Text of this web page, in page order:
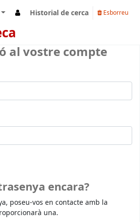
Historial de cerca Esborreu
al vostre compte
encara?
poseu-vos en contacte amb la
una.